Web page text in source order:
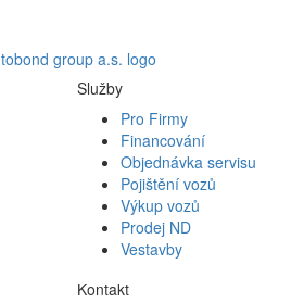
Služby
Pro Firmy
Financování
Objednávka servisu
Pojištění vozů
Výkup vozů
Prodej ND
Vestavby
Kontakt